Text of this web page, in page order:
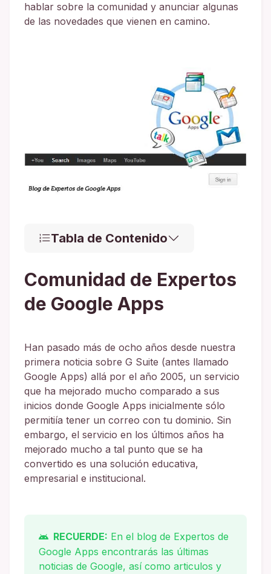
hablar sobre la comunidad y anunciar algunas
de las novedades que vienen en camino.
Tabla de Contenido
Comunidad de Expertos
de Google Apps
Han pasado más de ocho años desde nuestra
primera noticia sobre G Suite (antes llamado
Google Apps) allá por el año 2005, un servicio
que ha mejorado mucho comparado a sus
inicios donde Google Apps inicialmente sólo
permitiía tener un correo con tu dominio. Sin
embargo, el servicio en los últimos años ha
mejorado mucho a tal punto que se ha
convertido es una solución educativa,
empresarial e institucional.
RECUERDE: En el blog de Expertos de
Google Apps encontrarás las últimas
noticias de Google, así como articulos y